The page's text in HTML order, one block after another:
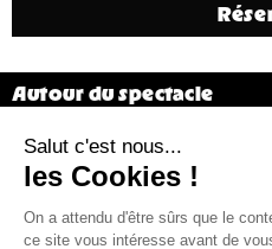
Autour du spectacle
Générique
Précédent
Billetterie 02 38 81 01 00 (du mardi
Administration 02 38 62 15 55 –